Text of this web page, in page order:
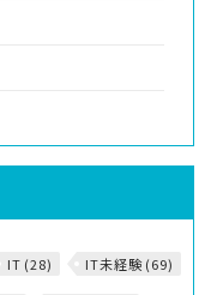
IT (28) IT未経験 (69)